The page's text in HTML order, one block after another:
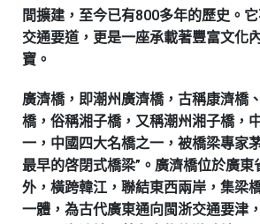
間擴建，至今已有800多年的歷史。
交通要道，更是一座承載著豐富文化
寶。
廣濟橋，即潮州廣濟橋，古稱康濟橋
橋，俗稱湘子橋，又稱潮州湘子橋，
一，中國四大名橋之一，被橋梁專家
最早的啓閉式橋梁”。廣濟橋位於廣東
外，橫跨韓江，聯結東西兩岸，集梁
一體，為古代廣東通向閩浙交通要津